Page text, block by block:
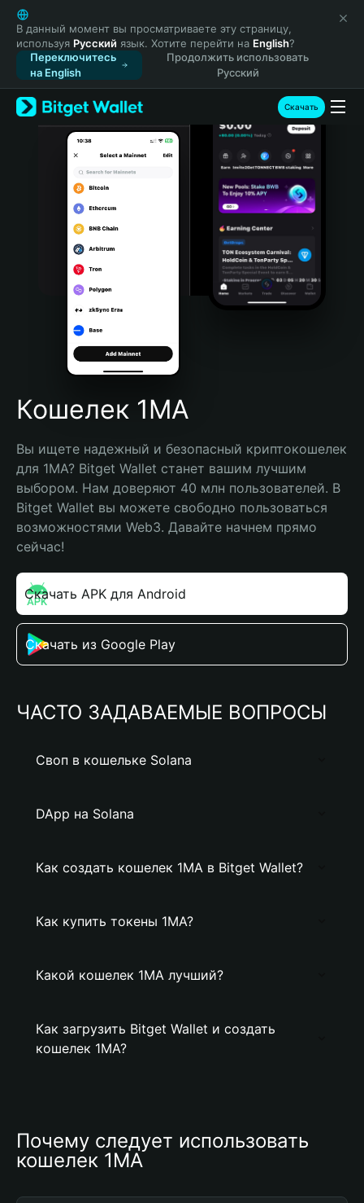
English
日本語
Tiếng Việt
Русский
Español (Latinoamérica)
Türkçe
Italiano
Português (Portugal)
Bahasa Indonesia
Português (Brasil)
Español (Argentina)
В данный момент вы просматриваете эту страницу,
используя Русский язык. Хотите перейти на English?
Переключитесь
на English
Продолжить использовать
Русский
Скачать
Кошелек 1MA
Вы ищете надежный и безопасный криптокошелек
для 1MA? Bitget Wallet станет вашим лучшим
выбором. Нам доверяют 40 млн пользователей. В
Bitget Wallet вы можете свободно пользоваться
возможностями Web3. Давайте начнем прямо
сейчас!
Скачать APK для Android
Скачать из Google Play
ЧАСТО ЗАДАВАЕМЫЕ ВОПРОСЫ
Своп в кошельке Solana
DApp на Solana
Как создать кошелек 1MA в Bitget Wallet?
Как купить токены 1MA?
Какой кошелек 1MA лучший?
Как загрузить Bitget Wallet и создать
кошелек 1MA?
Почему следует использовать
кошелек 1MA